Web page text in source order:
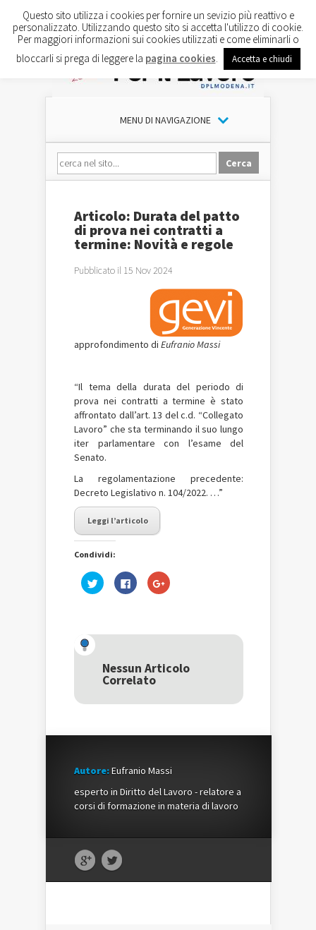
MENU DI NAVIGAZIONE
Articolo: Durata del patto
di prova nei contratti a
termine: Novità e regole
Pubblicato il 15 Nov 2024
approfondimento di Eufranio Massi
“Il tema della durata del periodo di
prova nei contratti a termine è stato
affrontato dall’art. 13 del c.d. “Collegato
Lavoro” che sta terminando il suo lungo
iter parlamentare con l’esame del
Senato.
La regolamentazione precedente:
Decreto Legislativo n. 104/2022. …”
Leggi l’articolo
Condividi:
Fai
clic
una
nuova
finestra)
Fai
clic
nuova
finestra)
Fai
clic
una
nuova
Nessun Articolo
Correlato
Autore:Eufranio Massi
esperto in Diritto del Lavoro - relatore a
corsi di formazione in materia di lavoro
Questo sito utilizza i cookies per fornire un sevizio più reattivo e
personalizzato. Utilizzando questo sito si accetta l'utilizzo di cookie.
Per maggiori informazioni sui cookies utilizzati e come eliminarli o
bloccarli si prega di leggere la pagina cookies Accetta e chiudi